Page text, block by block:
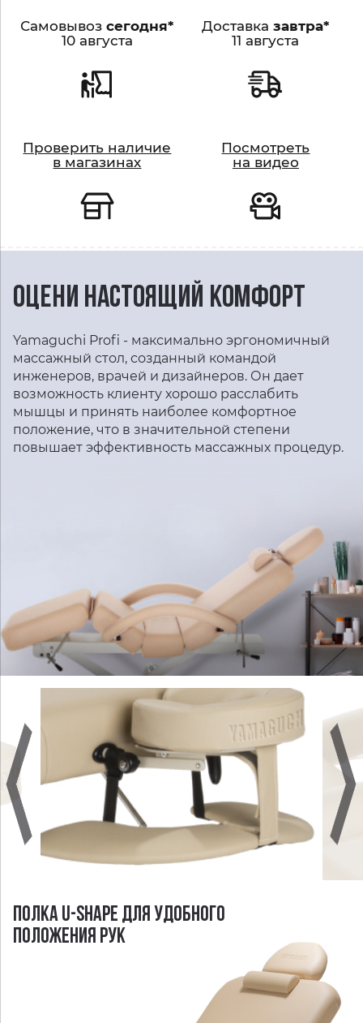
Самовывозсегодня*
10 августа
Доставказавтра*
11 августа
Проверить наличие
в магазинах
Посмотреть
на видео
Видео
ОЦЕНИ НАСТОЯЩИЙ КОМФОРТ
Yamaguchi Profi - максимально эргономичный
массажный стол, созданный командой
инженеров, врачей и дизайнеров. Он дает
возможность клиенту хорошо расслабить
мышцы и принять наиболее комфортное
положение, что в значительной степени
повышает эффективность массажных процедур.
ПОЛКА U-SHAPE ДЛЯ УДОБНОГО
ПОЛОЖЕНИЯ РУК